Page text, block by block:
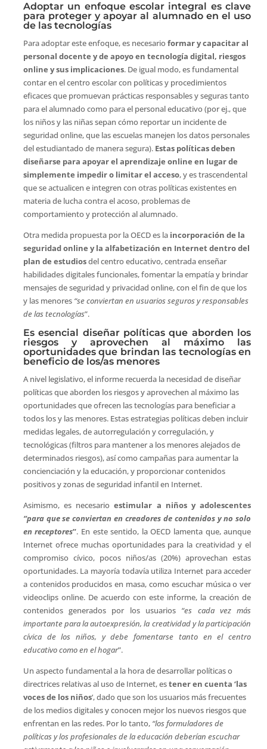
Adoptar un enfoque escolar integral es clave
para proteger y apoyar al alumnado en el uso
de las tecnologías
Para adoptar este enfoque, es necesarioformar y capacitar al
personal docente y de apoyo en tecnología digital, riesgos
online y sus implicaciones. De igual modo, es fundamental
contar en el centro escolar con políticas y procedimientos
eficaces que promuevan prácticas responsables y seguras tanto
para el alumnado como para el personal educativo (por ej., que
los niños y las niñas sepan cómo reportar un incidente de
seguridad online, que las escuelas manejen los datos personales
del estudiantado de manera segura).Estas políticas deben
diseñarse para apoyar el aprendizaje online en lugar de
simplemente impedir o limitar el acceso, y es trascendental
que se actualicen e integren con otras políticas existentes en
materia de lucha contra el acoso, problemas de
comportamiento y protección al alumnado.
Otra medida propuesta por la OECD es la incorporación de la
seguridad online y la alfabetización en Internet dentro del
plan de estudiosdel centro educativo, centrada enseñar
habilidades digitales funcionales, fomentar la empatía y brindar
mensajes de seguridad y privacidad online, con el fin de que los
y las menores “se conviertan en usuarios seguros y responsables
de las tecnologías”.
Es esencial diseñar políticas que aborden los
riesgos y aprovechen al máximo las
oportunidades que brindan las tecnologías en
beneficio de los/as menores
A nivel legislativo, el informe recuerda la necesidad de diseñar
políticas que aborden los riesgos y aprovechen al máximo las
oportunidades que ofrecen las tecnologías para beneficiar a
todos los y las menores. Estas estrategias políticas deben incluir
medidas legales, de autorregulación y corregulación, y
tecnológicas (filtros para mantener a los menores alejados de
determinados riesgos), así como campañas para aumentar la
concienciación y la educación, y proporcionar contenidos
positivos y zonas de seguridad infantil en Internet.
Asimismo, es necesarioestimular a niños y adolescentes
“para que se conviertan en creadores de contenidos y no solo
en receptores”. En este sentido, la OECD lamenta que, aunque
Internet ofrece muchas oportunidades para la creatividad y el
compromiso cívico, pocos niños/as (20%) aprovechan estas
oportunidades. La mayoría todavía utiliza Internet para acceder
a contenidos producidos en masa, como escuchar música o ver
videoclips online. De acuerdo con este informe, la creación de
contenidos generados por los usuarios “es cada vez más
importante para la autoexpresión, la creatividad y la participación
cívica de los niños, y debe fomentarse tanto en el centro
educativo como en el hogar”.
Un aspecto fundamental a la hora de desarrollar políticas o
directrices relativas al uso de Internet, estener en cuenta ‘las
voces de los niños‘, dado que son los usuarios más frecuentes
de los medios digitales y conocen mejor los nuevos riesgos que
enfrentan en las redes. Por lo tanto, “los formuladores de
políticas y los profesionales de la educación deberían escuchar